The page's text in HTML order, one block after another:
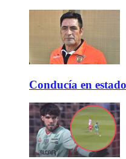
Conducía en